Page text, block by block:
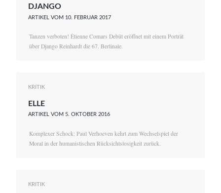
DJANGO
ARTIKEL VOM 10. FEBRUAR 2017
Tanzen verboten! Étienne Comars Debüt eröffnet mit einem Porträt
über Django Reinhardt die 67. Berlinale.
KRITIK
ELLE
ARTIKEL VOM 5. OKTOBER 2016
Komplexer Schock: Paul Verhoeven kehrt zum Wechselspiel der
Moral in der humanistischen Rücksichtslosigkeit zurück.
KRITIK